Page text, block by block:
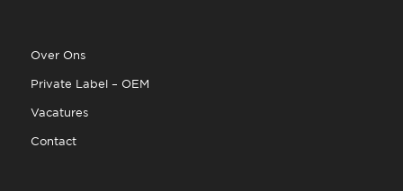
Over Ons
Private Label – OEM
Vacatures
Contact